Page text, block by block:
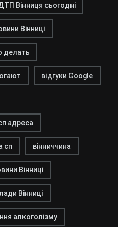
Вінниця сьогодні
Вінниці
делать
відгуки Google
адреса
сп вінниччина
Вінниці
Вінниці
алкоголізму